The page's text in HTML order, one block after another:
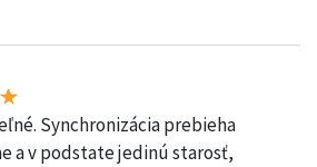
Synchronizácia prebieha
a v podstate jedinú starosť,